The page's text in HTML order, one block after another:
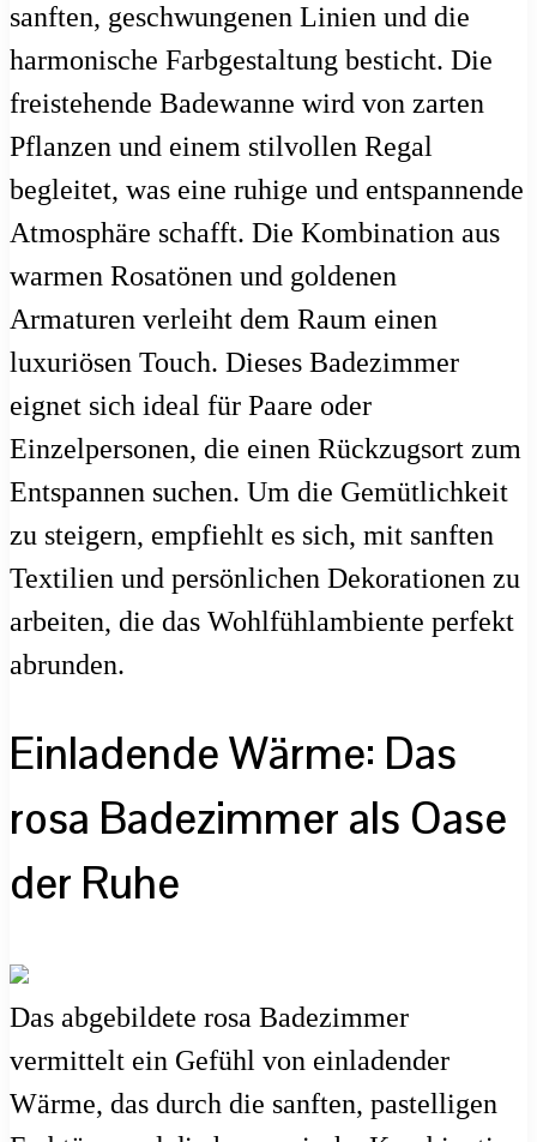
sanften, geschwungenen Linien und die
harmonische Farbgestaltung besticht. Die
freistehende Badewanne wird von zarten
Pflanzen und einem stilvollen Regal
begleitet, was eine ruhige und entspannende
Atmosphäre schafft. Die Kombination aus
warmen Rosatönen und goldenen
Armaturen verleiht dem Raum einen
luxuriösen Touch. Dieses Badezimmer
eignet sich ideal für Paare oder
Einzelpersonen, die einen Rückzugsort zum
Entspannen suchen. Um die Gemütlichkeit
zu steigern, empfiehlt es sich, mit sanften
Textilien und persönlichen Dekorationen zu
arbeiten, die das Wohlfühlambiente perfekt
abrunden.
Einladende Wärme: Das
rosa Badezimmer als Oase
der Ruhe
Das abgebildete rosa Badezimmer
vermittelt ein Gefühl von einladender
Wärme, das durch die sanften, pastelligen